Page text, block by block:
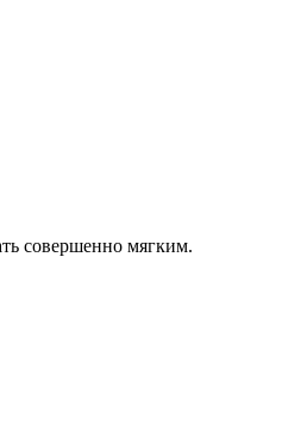
совершенно мягким.